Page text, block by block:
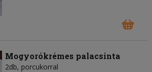
Mogyorókrémes palacsinta
2db, porcukorral